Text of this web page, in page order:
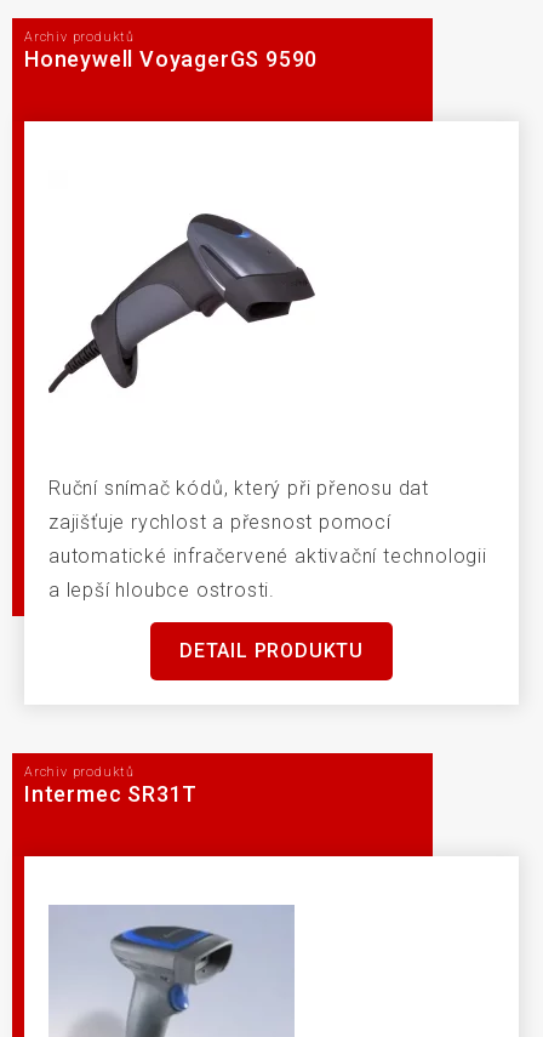
Archiv produktů
Honeywell VoyagerGS 9590
Ruční snímač kódů, který při přenosu dat
zajišťuje rychlost a přesnost pomocí
automatické infračervené aktivační technologii
a lepší hloubce ostrosti.
DETAIL PRODUKTU
Archiv produktů
Intermec SR31T